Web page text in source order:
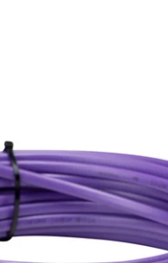
Din butikk
Kontakt
oss